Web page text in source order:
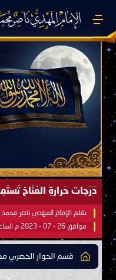
صَيْفُ سَقَرَ يَبدأُ في اجتياحِ
بقلم الإمام المهدي ناصر محمد اليماني يوم 18 -
موافق 31 - 12 - 2023 م الساعة 07:44 صباحًا بحسب التقويم الرسمي لأمّ القُرى
قسم الحوار الحصري